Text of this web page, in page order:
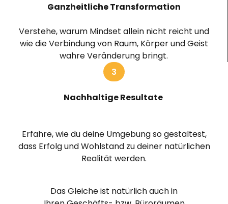
Ganzheitliche Transformation
Verstehe, warum Mindset allein nicht reicht und
wie die Verbindung von Raum, Körper und Geist
wahre Veränderung bringt.
3
Nachhaltige Resultate
Erfahre, wie du deine Umgebung so gestaltest,
dass Erfolg und Wohlstand zu deiner natürlichen
Realität werden.
Das Gleiche ist natürlich auch in